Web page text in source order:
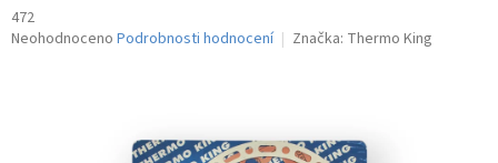
472
Průměrné
Neohodnoceno Podrobnosti hodnocení Značka: Thermo King